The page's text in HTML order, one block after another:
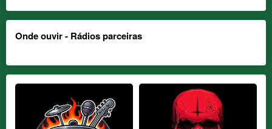
Onde ouvir - Rádios parceiras